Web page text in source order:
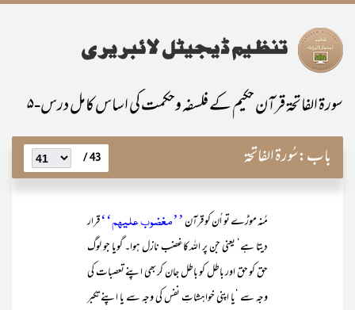
سورۃ الفاتحۃ قرآن حکیم کے فلسفہ وحکمت کی اساس کامل درس-۵
باب:سُورۃ الفاتحۃ 43 /
مُنہ موڑے تو اُن کو قرآن’’مغضوب علیہم‘‘قرار
دیتا ہے‘ یعنی جن پر اللہ کاغضب نازل ہوا۔ گویا جو لوگ
حق کو حق اور باطل کو باطل جان کر بھی اپنے تعصبات کی
وجہ سے ‘یا اپنی خواہشاتِ نفس کی وجہ سے یا اپنے تکبر